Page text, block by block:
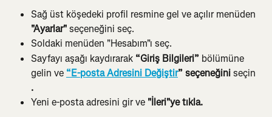
Sağ üst köşedeki profil resmine gel ve açılır menüden
"Ayarlar" seçeneğini seç.
Soldaki menüden "Hesabım"ı seç.
Sayfayı aşağı kaydırarak “Giriş Bilgileri” bölümüne
gelin ve “E-posta Adresini Değiştir” seçeneğini seçin
.
Yeni e-posta adresini gir ve "İleri"ye tıkla.